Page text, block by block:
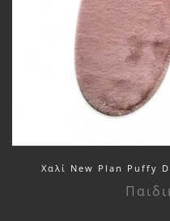
Χαλί New Plan Puffy